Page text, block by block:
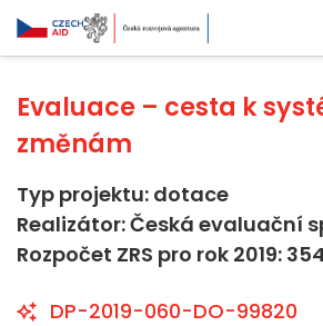
Evaluace – cesta k
změnám
Typ projektu: dotace
Realizátor: Česká evaluační
Rozpočet ZRS pro rok 2019:
DP-2019-060-DO-99820